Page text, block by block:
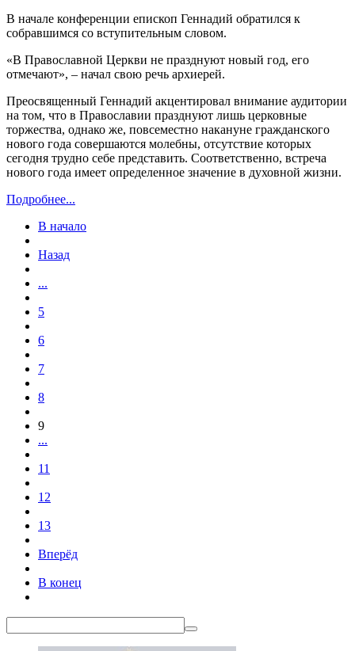
В начале конференции епископ Геннадий обратился к
собравшимся со вступительным словом.
«В Православной Церкви не празднуют новый год, его
отмечают», – начал свою речь архиерей.
Преосвященный Геннадий акцентировал внимание аудитории
на том, что в Православии празднуют лишь церковные
торжества, однако же, повсеместно накануне гражданского
нового года совершаются молебны, отсутствие которых
сегодня трудно себе представить. Соответственно, встреча
нового года имеет определенное значение в духовной жизни.
Подробнее...
В начало
Назад
...
5
6
7
8
9
...
11
12
13
Вперёд
В конец